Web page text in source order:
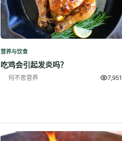
营养与饮食
吃鸡会引起发炎吗？
何不思营养 7,951